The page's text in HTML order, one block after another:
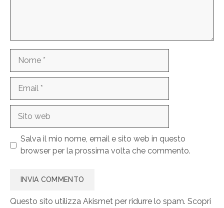
Salva il mio nome, email e sito web in questo
browser per la prossima volta che commento.
Questo sito utilizza Akismet per ridurre lo spam. Scopri